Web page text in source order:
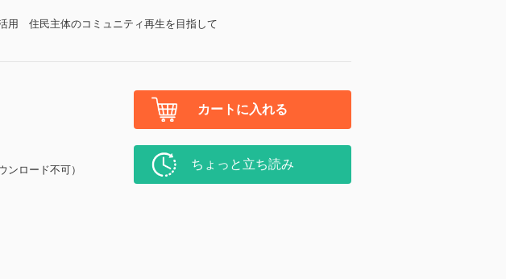
用 住民主体のコミュニティ再生を目指して
ンロード不可）
カートに入れる
ちょっと立ち読み